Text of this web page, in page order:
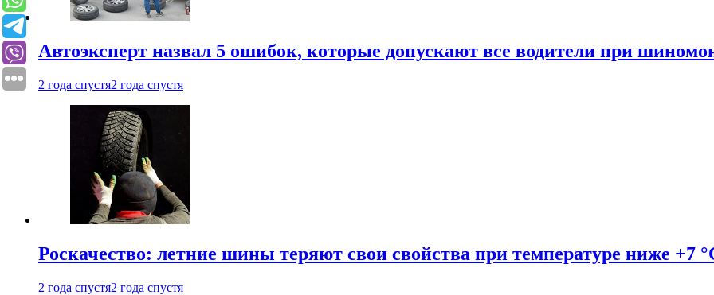
Автоэксперт назвал 5 ошибок, которые допускают все водители при
2 года спустя2 года спустя
Роскачество: летние шины теряют свои свойства при температуре ниже +7
2 года спустя2 года спустя